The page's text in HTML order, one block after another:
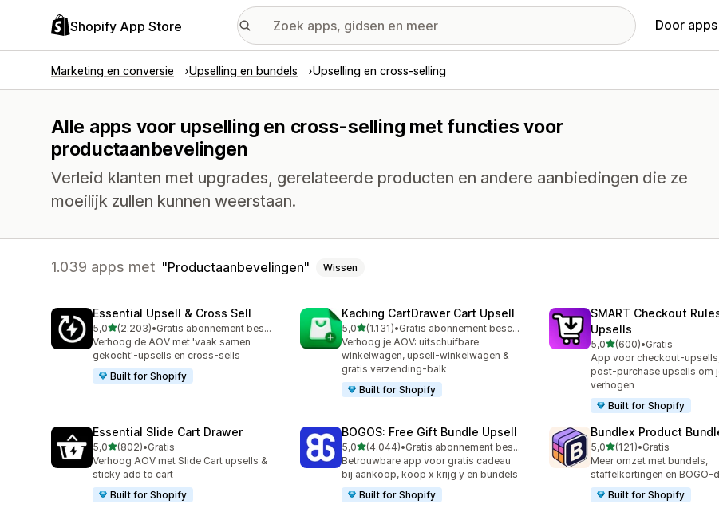
Shopify App Store Door
Marketing en conversie Upselling en bundels Upselling en cross-selling
Alle apps voor upselling en cross-selling met functies voor
productaanbevelingen
Verleid klanten met upgrades, gerelateerde producten en andere aanbiedingen die ze
moeilijk zullen kunnen weerstaan.
1.039 apps met Productaanbevelingen Wissen
Essential Upsell & Cross Sell
5,0van 5 sterren
(2.203)
2203 recensies in totaal
•
Gratis abonnement beschikbaar
Verhoog de AOV met 'vaak samen
gekocht'-upsells en cross-sells
Built for Shopify
Kaching CartDrawer Cart Upsell
5,0van 5 sterren
(1.131)
1131 recensies in totaal
•
Gratis abonnement beschikbaar
Verhoog je AOV: uitschuifbare
winkelwagen, upsell-winkelwagen &
gratis verzending-balk
Built for Shopify
SMART Checkout
Upsells
5,0van 5 sterren
(600)
600 recensies in totaal
•Gratis
App voor checkout-
post-purchase upsells om
verhogen
Built for Shopify
Essential Slide Cart Drawer
5,0van 5 sterren
(802)
802 recensies in totaal
•Gratis
Verhoog AOV met Slide Cart upsells &
sticky add to cart
Built for Shopify
BOGOS: Free Gift Bundle Upsell
5,0van 5 sterren
(4.044)
4044 recensies in totaal
•
Gratis abonnement beschikbaar
Betrouwbare app voor gratis cadeau
bij aankoop, koop x krijg y en bundels
Built for Shopify
Bundlex Product
5,0van 5 sterren
(121)
121 recensies in totaal
•Gratis
Meer omzet met bundels,
staffelkortingen en BOGO-
Built for Shopify